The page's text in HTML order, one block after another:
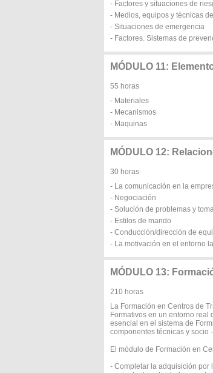
- Factores y situaciones de
- Medios, equipos y técnicas
- Situaciones de emergencia
- Factores. Sistemas de
MÓDULO 11:
55 horas
- Materiales
- Mecanismos
- Maquinas
MÓDULO 12:
30 horas
- La comunicación en la
- Negociación
- Solución de problemas y
- Estilos de mando
- Conducción/dirección de
- La motivación en el entorno
MÓDULO 13:
210 horas
La Formación en Centros de
Formativos en un entorno
esencial en el sistema de
componentes técnicas y socio
El módulo de Formación en
- Completar la adquisición por